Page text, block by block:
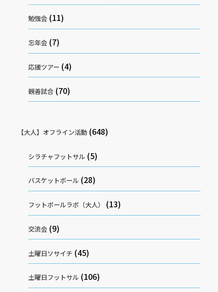
勉強会 (11)
忘年会 (7)
応援ツアー (4)
親善試合 (70)
【大人】オフライン活動(648)
シラチャフットサル (5)
バスケットボール (28)
フットボールラボ（大人） (13)
交流会 (9)
土曜日ソサイチ (45)
土曜日フットサル (106)